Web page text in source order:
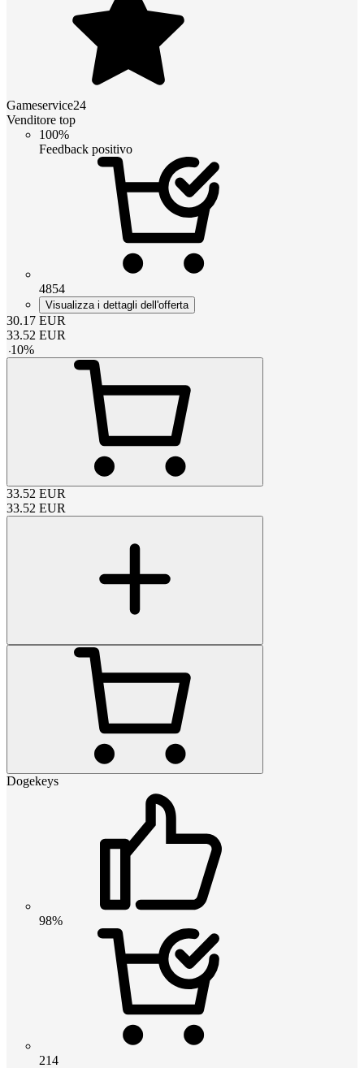
Gameservice24
Venditore top
100%
Feedback positivo
4854
Visualizza i dettagli dell'offerta
30.17 EUR
33.52 EUR
-10%
33.52 EUR
33.52 EUR
Dogekeys
98%
214